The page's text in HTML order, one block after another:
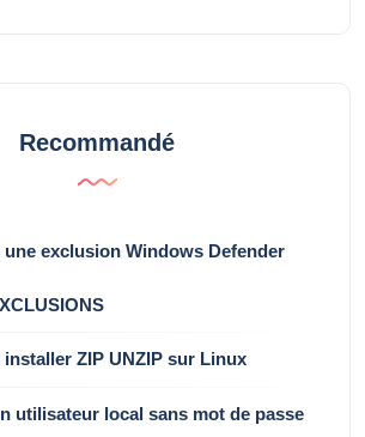
Recommandé
exclusion Windows Defender
ZIP UNZIP sur Linux
utilisateur local sans mot de passe